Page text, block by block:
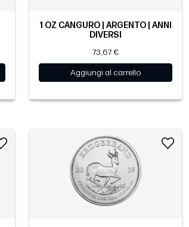
1 OZ CANGURO | ARGENTO | ANNI
DIVERSI
73,67 €
Aggiungi al carrello